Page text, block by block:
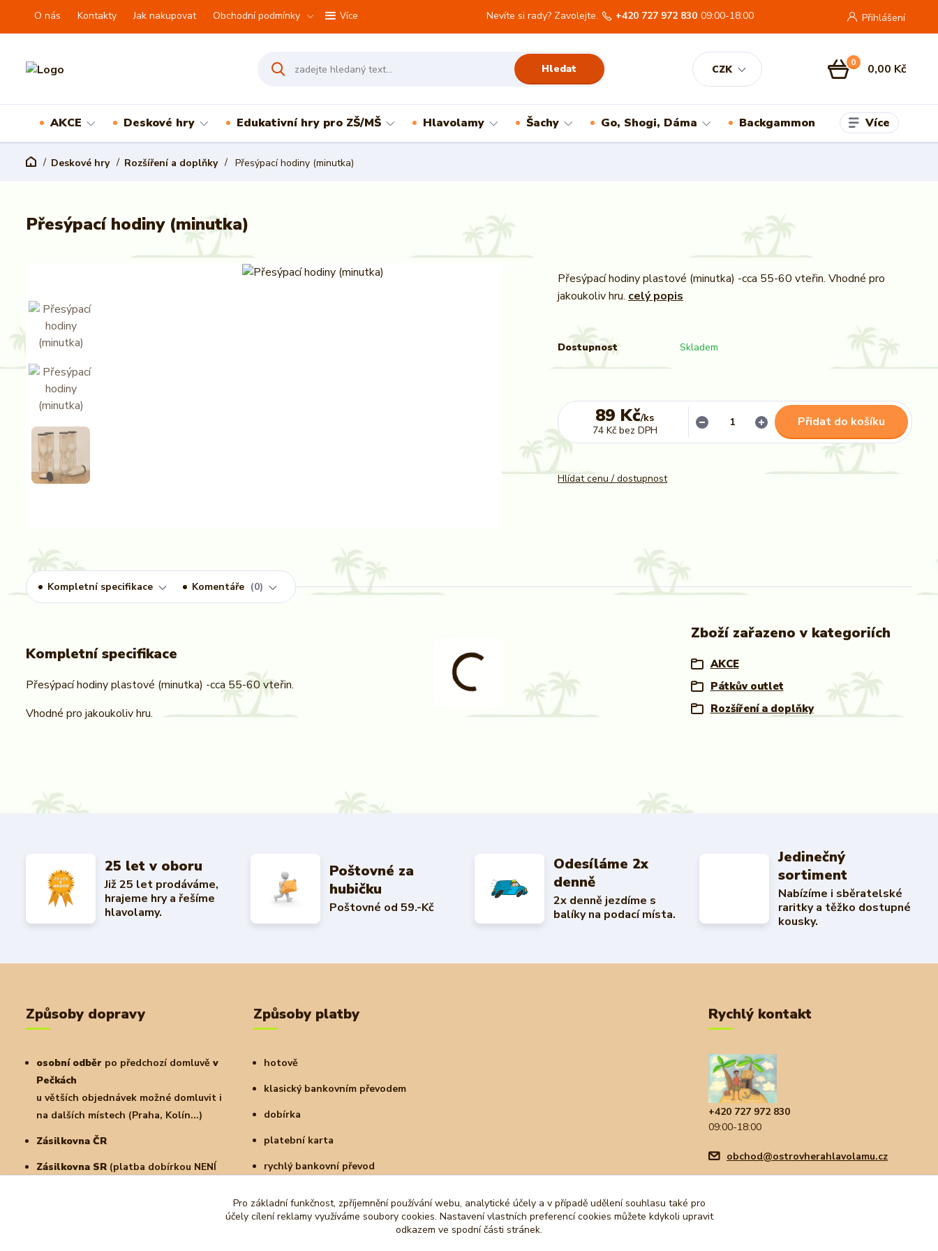
O nás Kontakty Jak nakupovat Obchodní podmínky Více
CZK
Přihlášení
Hledat
Nevíte si rady? Zavolejte. +420 727 972 830 09:00-18:00
0 0,00 Kč
AKCE Deskové hry Edukativní hry pro ZŠ/MŠ Hlavolamy Šachy Go, Shogi, Dáma Backgammon Více
Deskové hry Rozšíření a doplňky Přesýpací hodiny (minutka)
Přesýpací hodiny (minutka)
Přesýpací hodiny plastové (minutka) -cca 55-60 vteřin. Vhodné pro
jakoukoliv hru. celý popis
Dostupnost Skladem
89 Kč/ks
74 Kč bez DPH
Přidat do košíku
Hlídat cenu / dostupnost
Kompletní specifikace Komentáře 0
Kompletní specifikace
Přesýpací hodiny plastové (minutka) -cca 55-60 vteřin.
Vhodné pro jakoukoliv hru.
Zboží zařazeno v kategoriích
AKCE
Pátkův outlet
Rozšíření a doplňky
25 let v oboru
Již 25 let prodáváme,
hrajeme hry a řešíme
hlavolamy.
Poštovné za
hubičku
Poštovné od 59.-Kč
Odesíláme 2x
denně
2x denně jezdíme s
balíky na podací místa.
Jedinečný
sortiment
Nabízíme i sběratelské
raritky a těžko dostupné
kousky.
Způsoby dopravy
osobní odběr po předchozí domluvě v
Pečkách
u větších objednávek možné domluvit i
na dalších místech (Praha, Kolín...)
Zásilkovna ČR
Zásilkovna SR (platba dobírkou NENÍ
Způsoby platby
hotově
klasický bankovním převodem
dobírka
platební karta
rychlý bankovní převod
Rychlý kontakt
+420 727 972 830
09:00-18:00
obchod@ostrovherahlavolamu.cz
Pro základní funkčnost, zpříjemnění používání webu, analytické účely a v případě udělení souhlasu také pro
účely cílení reklamy využíváme soubory cookies. Nastavení vlastních preferencí cookies můžete kdykoli upravit
odkazem ve spodní části stránek.